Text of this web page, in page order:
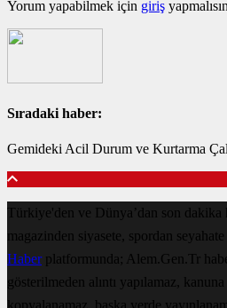
Yorum yapabilmek için giriş
Sıradaki haber:
Gemideki Acil Durum ve Kurtarma
Türkiye'den ve Dünya’dan son dakika
magazinden siyasete, spordan
Haberplatformunda; Alem.Gen.Tr
gösterilmeden alıntı yapılamaz,
kopyalanamaz, başka yerde